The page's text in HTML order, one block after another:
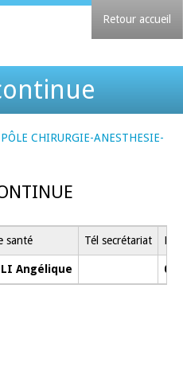
Retour accueil
PÔLE CHIRURGIE-ANESTHESIE-
santé Tél secrétariat
Angélique 03